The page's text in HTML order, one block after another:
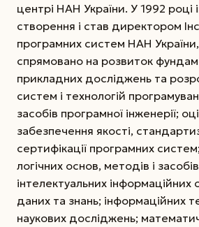
центрі НАН України. У 1992 році
створення і став директором
програмних систем НАН України,
спрямовано на розвиток
прикладних досліджень та
систем і технологій
засобів програмної інженерії;
забезпечення якості,
сертифікації програмних
логічних основ, методів і
інтелектуальних інформаційних
даних та знань; інформаційних
наукових досліджень;